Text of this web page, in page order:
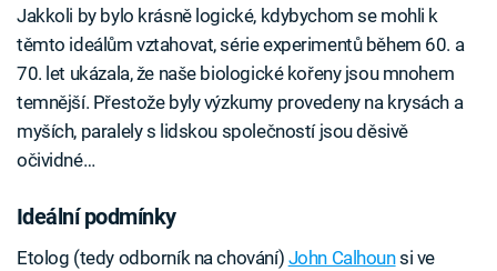
Jakkoli by bylo krásně logické, kdybychom se mohli k
těmto ideálům vztahovat, série experimentů během 60. a
70. let ukázala, že naše biologické kořeny jsou mnohem
temnější. Přestože byly výzkumy provedeny na krysách a
myších, paralely s lidskou společností jsou děsivě
očividné…
Ideální podmínky
Etolog (tedy odborník na chování) John Calhounsi ve